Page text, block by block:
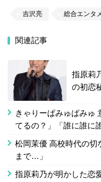
吉沢亮 総合エンタ
関連記事
指原莉
の初恋
きゃりーぱみゅぱみゅ
てるの？」「誰に誰に
松岡茉優 高校時代の切
まで…」
指原莉乃が明かした恋